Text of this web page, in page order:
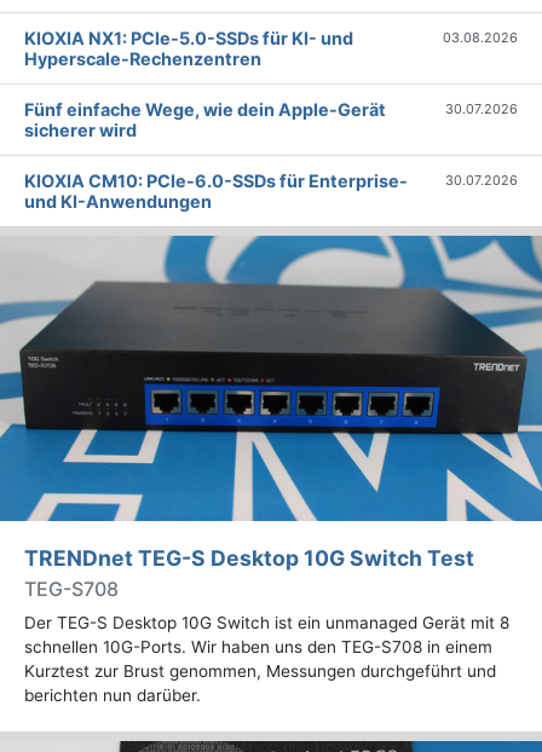
KIOXIA NX1: PCIe-5.0-SSDs für KI- und
Hyperscale-Rechenzentren
03.08.2026
Fünf einfache Wege, wie dein Apple-Gerät
sicherer wird
30.07.2026
KIOXIA CM10: PCIe-6.0-SSDs für Enterprise-
und KI-Anwendungen
30.07.2026
TRENDnet TEG-S Desktop 10G Switch Test
TEG-S708
Der TEG-S Desktop 10G Switch ist ein unmanaged Gerät mit 8
schnellen 10G-Ports. Wir haben uns den TEG-S708 in einem
Kurztest zur Brust genommen, Messungen durchgeführt und
berichten nun darüber.